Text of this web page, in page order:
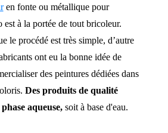
en fonte ou métallique pour
est à la portée de tout bricoleur.
le procédé est très simple, d’autre
ont eu la bonne idée de
des peintures dédiées dans
Des produits de qualité
aqueuse,soit à base d'eau.